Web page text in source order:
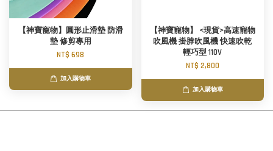
【神寶寵物】圓形止滑墊 防滑
墊 修剪專用
NT$ 698
加入購物車
【神寶寵物】 <現貨>高速寵物
吹風機 掛脖吹風機 快速吹乾
輕巧型 110V
NT$ 2,800
加入購物車